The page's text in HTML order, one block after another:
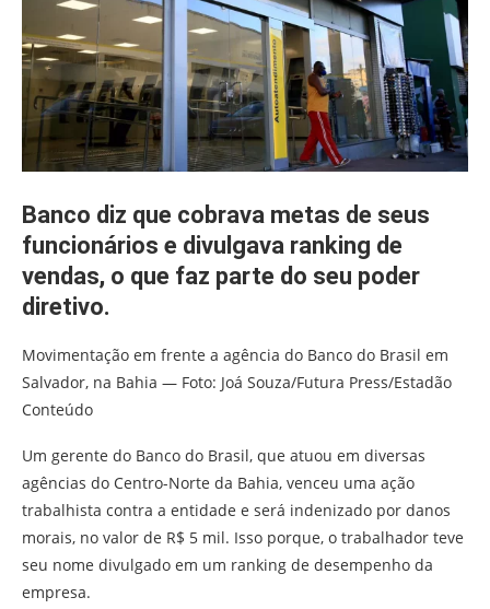
Banco diz que cobrava metas de seus
funcionários e divulgava ranking de
vendas, o que faz parte do seu poder
diretivo.
Movimentação em frente a agência do Banco do Brasil em
Salvador, na Bahia — Foto: Joá Souza/Futura Press/Estadão
Conteúdo
Um gerente do Banco do Brasil, que atuou em diversas
agências do Centro-Norte da Bahia, venceu uma ação
trabalhista contra a entidade e será indenizado por danos
morais, no valor de R$ 5 mil. Isso porque, o trabalhador teve
seu nome divulgado em um ranking de desempenho da
empresa.